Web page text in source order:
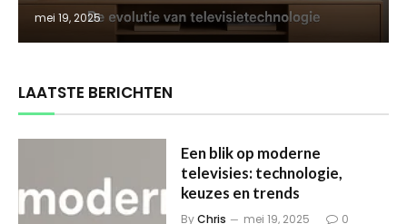
mei 19, 2025
LAATSTE BERICHTEN
Een blik op moderne
televisies: technologie,
keuzes en trends
ByChris mei 19, 2025 0